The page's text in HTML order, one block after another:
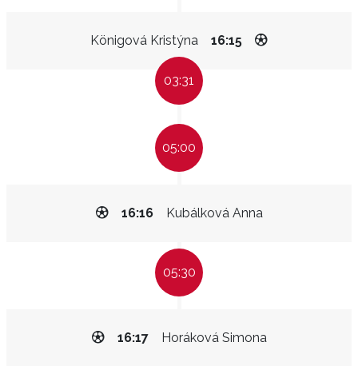
Königová Kristýna 16:15
03:31
05:00
Kubálková Anna
16:16
05:30
Horáková Simona
16:17